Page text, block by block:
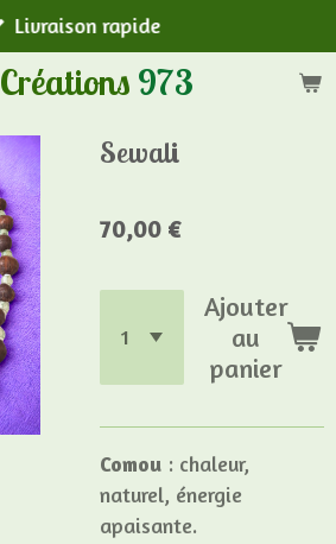
Créations 973
Livraison rapide
Sewali
70,00 €
Ajouter
au
panier
Comou : chaleur,
naturel, énergie
apaisante.